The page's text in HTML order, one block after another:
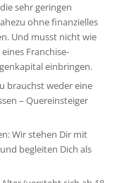
sehr geringen
ohne finanzielles
Und musst nicht wie
Franchise-
einbringen.
brauchst weder eine
– Quereinsteiger
Wir stehen Dir mit
begleiten Dich als